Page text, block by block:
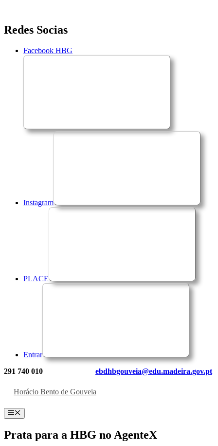
Saltar
para
conteúdo
Redes Socias
Facebook HBG
Instagram
PLACE
Entrar
291 740 010 ebdhbgouveia@edu.madeira.gov.pt
Horácio Bento de Gouveia
Menu
Prata para a HBG no AgenteX